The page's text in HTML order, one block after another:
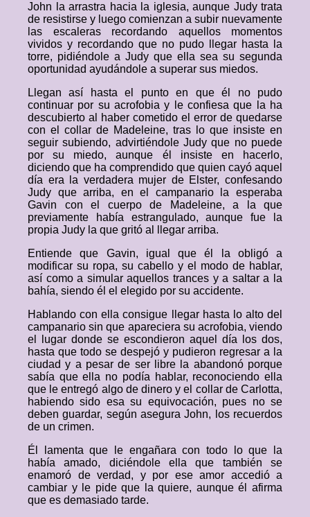
John la arrastra hacia la iglesia, aunque Judy trata
de resistirse y luego comienzan a subir nuevamente
las escaleras recordando aquellos momentos
vividos y recordando que no pudo llegar hasta la
torre, pidiéndole a Judy que ella sea su segunda
oportunidad ayudándole a superar sus miedos.
Llegan así hasta el punto en que él no pudo
continuar por su acrofobia y le confiesa que la ha
descubierto al haber cometido el error de quedarse
con el collar de Madeleine, tras lo que insiste en
seguir subiendo, advirtiéndole Judy que no puede
por su miedo, aunque él insiste en hacerlo,
diciendo que ha comprendido que quien cayó aquel
día era la verdadera mujer de Elster, confesando
Judy que arriba, en el campanario la esperaba
Gavin con el cuerpo de Madeleine, a la que
previamente había estrangulado, aunque fue la
propia Judy la que gritó al llegar arriba.
Entiende que Gavin, igual que él la obligó a
modificar su ropa, su cabello y el modo de hablar,
así como a simular aquellos trances y a saltar a la
bahía, siendo él el elegido por su accidente.
Hablando con ella consigue llegar hasta lo alto del
campanario sin que apareciera su acrofobia, viendo
el lugar donde se escondieron aquel día los dos,
hasta que todo se despejó y pudieron regresar a la
ciudad y a pesar de ser libre la abandonó porque
sabía que ella no podía hablar, reconociendo ella
que le entregó algo de dinero y el collar de Carlotta,
habiendo sido esa su equivocación, pues no se
deben guardar, según asegura John, los recuerdos
de un crimen.
Él lamenta que le engañara con todo lo que la
había amado, diciéndole ella que también se
enamoró de verdad, y por ese amor accedió a
cambiar y le pide que la quiere, aunque él afirma
que es demasiado tarde.